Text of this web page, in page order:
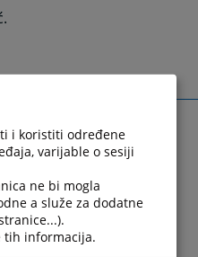
i koristiti određene
varijable o sesiji
ne bi mogla
a služe za dodatne
tih informacija.